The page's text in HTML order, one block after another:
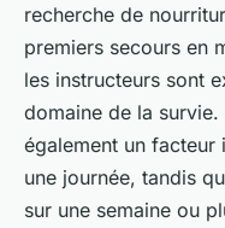
recherche de
premiers secours en
les instructeurs sont
domaine de la survie.
également un facteur
une journée, tandis
sur une semaine ou